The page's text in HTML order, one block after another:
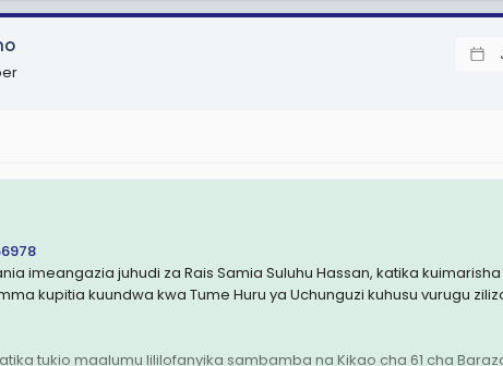
imeangazia juhudi za Rais Samia Suluhu Hassan, katika
kupitia kuundwa kwa Tume Huru ya Uchunguzi kuhusu vurugu
tukio maalumu lililofanyika sambamba na Kikao cha 61 cha